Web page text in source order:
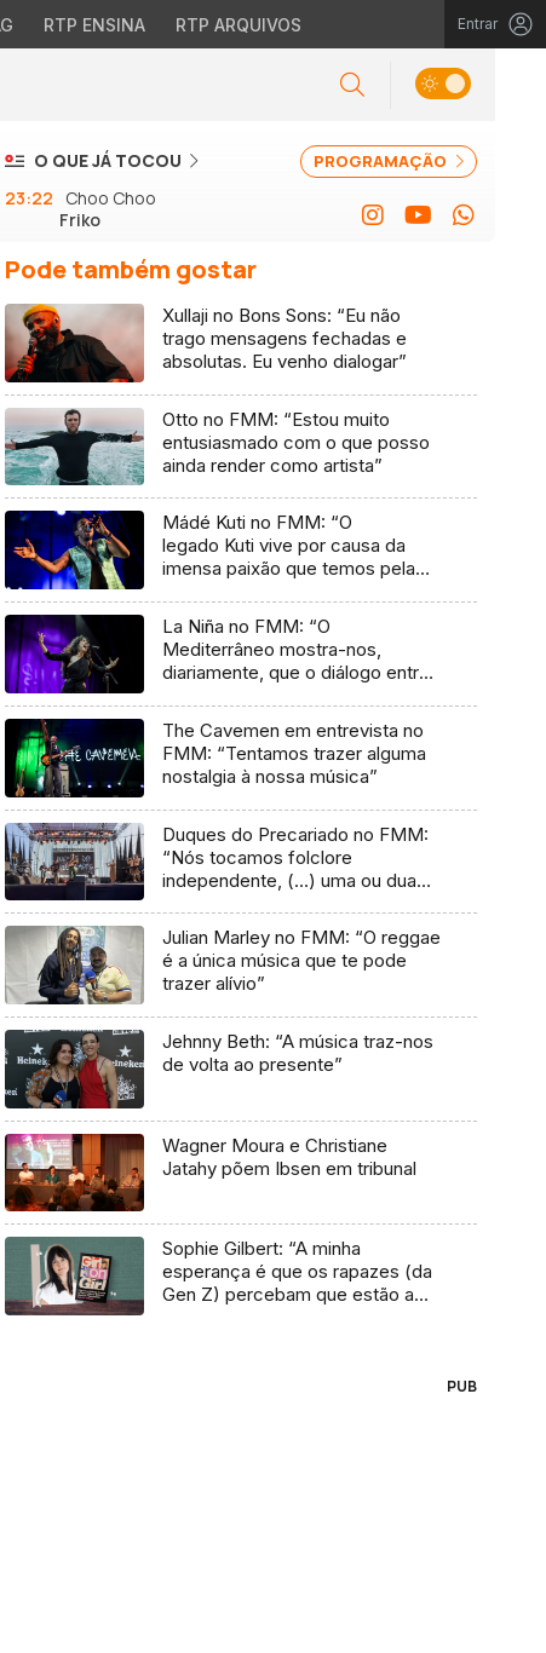
RTP ENSINA RTP ARQUIVOS Entrar
PROGRAMAÇÃO
O QUE JÁ TOCOU
23:22
Choo Choo
Friko
Pode também gostar
Xullaji no Bons Sons: “Eu não
trago mensagens fechadas e
absolutas. Eu venho dialogar”
Otto no FMM: “Estou muito
entusiasmado com o que posso
ainda render como artista”
Mádé Kuti no FMM: “O
legado Kuti vive por causa da
imensa paixão que temos pela
La Niña no FMM: “O
Mediterrâneo mostra-nos,
diariamente, que o diálogo entre
The Cavemen em entrevista no
FMM: “Tentamos trazer alguma
nostalgia à nossa música”
Duques do Precariado no FMM:
“Nós tocamos folclore
independente, (…) uma ou duas
Julian Marley no FMM: “O reggae
é a única música que te pode
trazer alívio”
Jehnny Beth: “A música traz-nos
de volta ao presente”
Wagner Moura e Christiane
Jatahy põem Ibsen em tribunal
Sophie Gilbert: “A minha
esperança é que os rapazes (da
Gen Z) percebam que estão a
PUB